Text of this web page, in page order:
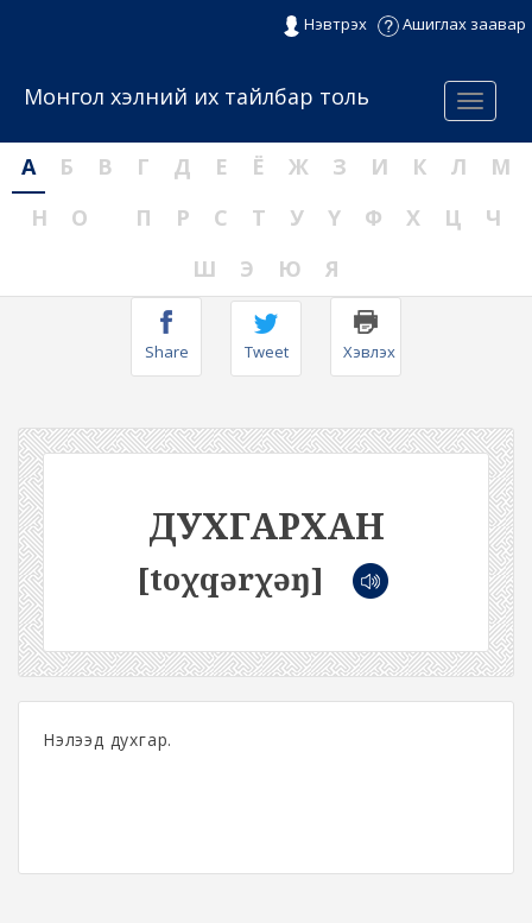
Нэвтрэх Ашиглах заавар
Menu
Монгол хэлний их тайлбар толь
А Б В Г Д Е Ё Ж З И К Л
М
Н
О П Р С Т У Ү Ф Х Ц
Ч
Ш
Э Ю Я
Share Tweet Хэвлэх
ДУХГАРХАН
[toχqərχəŋ]
Нэлээд духгар.